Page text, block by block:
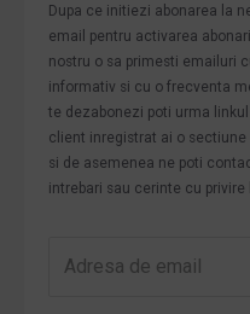
Dupa ce initiezi abonarea la
email pentru activarea
nostru o sa primesti emailuri
informativ si cu o frecventa
te dezabonezi poti urma
client inregistrat ai o
si de asemenea ne poti
intrebari sau cerinte cu privire